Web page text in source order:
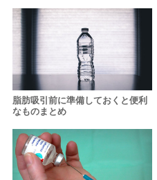
脂肪吸引前に準備しておくと便利
なものまとめ